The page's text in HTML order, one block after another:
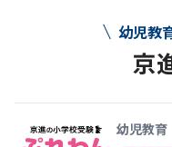
幼児教
京
幼児教育